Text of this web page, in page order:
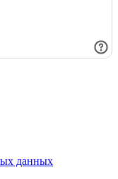
данных